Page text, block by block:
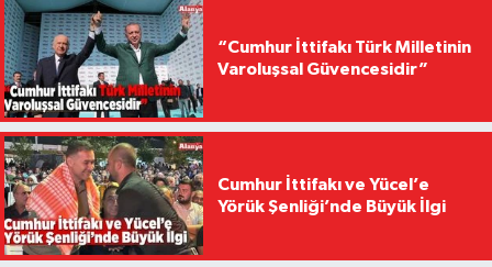
“Cumhur İttifakı Türk Milletinin
Varoluşsal Güvencesidir”
Cumhur İttifakı ve Yücel’e
Yörük Şenliği’nde Büyük İlgi